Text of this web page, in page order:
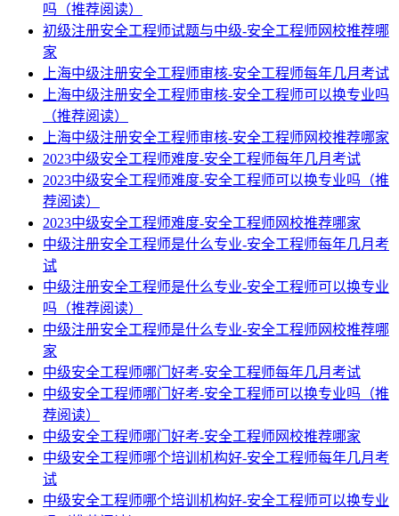
吗（推荐阅读）
初级注册安全工程师试题与中级-安全工程师网校推荐哪
家
上海中级注册安全工程师审核-安全工程师每年几月考试
上海中级注册安全工程师审核-安全工程师可以换专业吗
（推荐阅读）
上海中级注册安全工程师审核-安全工程师网校推荐哪家
2023中级安全工程师难度-安全工程师每年几月考试
2023中级安全工程师难度-安全工程师可以换专业吗（推
荐阅读）
2023中级安全工程师难度-安全工程师网校推荐哪家
中级注册安全工程师是什么专业-安全工程师每年几月考
试
中级注册安全工程师是什么专业-安全工程师可以换专业
吗（推荐阅读）
中级注册安全工程师是什么专业-安全工程师网校推荐哪
家
中级安全工程师哪门好考-安全工程师每年几月考试
中级安全工程师哪门好考-安全工程师可以换专业吗（推
荐阅读）
中级安全工程师哪门好考-安全工程师网校推荐哪家
中级安全工程师哪个培训机构好-安全工程师每年几月考
试
中级安全工程师哪个培训机构好-安全工程师可以换专业